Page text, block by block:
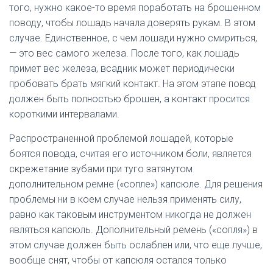
того, нужно какое-то время поработать на брошенном
поводу, чтобы лошадь начала доверять рукам. В этом
случае. Единственное, с чем лошади нужно смириться,
— это вес самого железа. После того, как лошадь
примет вес железа, всадник может периодически
пробовать брать мягкий контакт. На этом этапе повод
должен быть полностью брошен, а контакт просится
короткими интервалами.
Распространенной проблемой лошадей, которые
боятся повода, считая его источником боли, является
скрежетание зубами при туго затянутом
дополнительном ремне («сопле») капсюле. Для решения
проблемы ни в коем случае нельзя применять силу,
равно как таковым инструментом никогда не должен
являться капсюль. Дополнительный ремень («сопля») в
этом случае должен быть ослаблен или, что еще лучше,
вообще снят, чтобы от капсюля остался только